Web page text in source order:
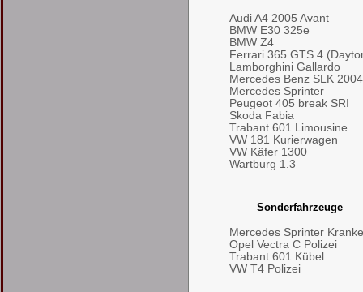
Audi A4 2005 Avant
BMW E30 325e
BMW Z4
Ferrari 365 GTS 4
Lamborghini Gallardo
Mercedes Benz SLK
Mercedes Sprinter
Peugeot 405 break SRI
Skoda Fabia
Trabant 601 Limousine
VW 181 Kurierwagen
VW Käfer 1300
Wartburg 1.3
Sonderfahrzeuge
Mercedes Sprinter
Opel Vectra C Polizei
Trabant 601 Kübel
VW T4 Polizei